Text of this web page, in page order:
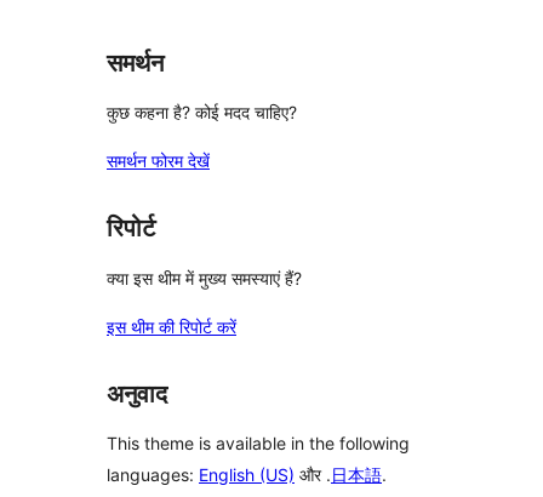
समर्थन
कुछ कहना है? कोई मदद चाहिए?
समर्थन फोरम देखें
रिपोर्ट
क्या इस थीम में मुख्य समस्याएं हैं?
इस थीम की रिपोर्ट करें
अनुवाद
This theme is available in the following
languages: English (US) और .日本語.